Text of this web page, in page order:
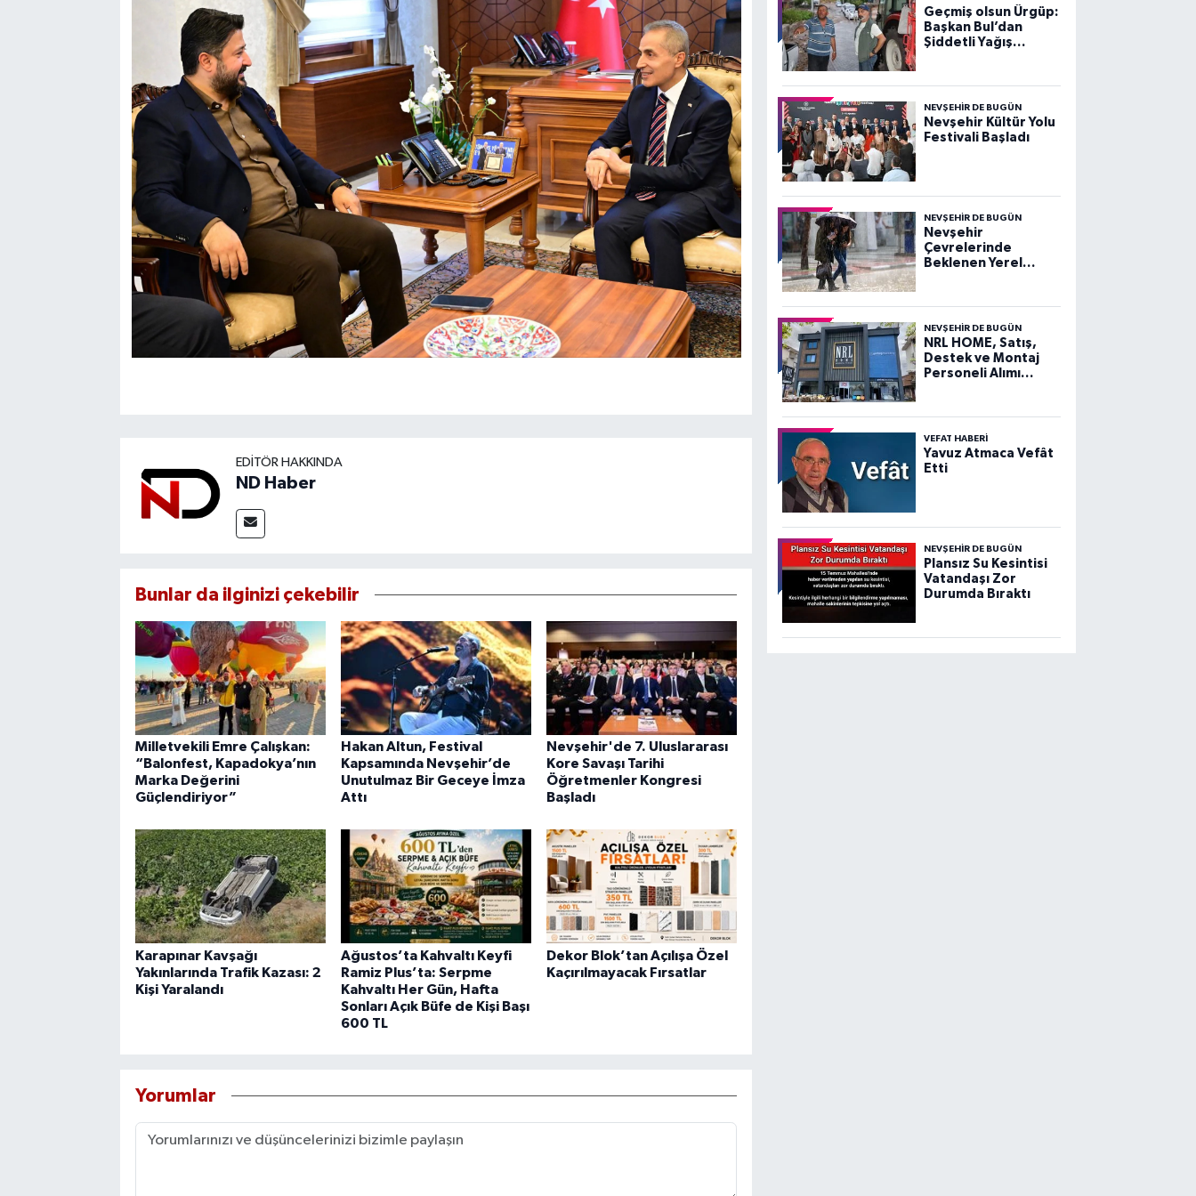
EDITÖR HAKKINDA
ND Haber
Bunlar da ilginizi çekebilir
Milletvekili Emre Çalışkan:
“Balonfest, Kapadokya’nın
Marka Değerini
Güçlendiriyor”
Hakan Altun, Festival
Kapsamında Nevşehir’de
Unutulmaz Bir Geceye İmza
Attı
Nevşehir'de 7. Uluslararası
Kore Savaşı Tarihi
Öğretmenler Kongresi
Başladı
Karapınar Kavşağı
Yakınlarında Trafik Kazası: 2
Kişi Yaralandı
Ağustos’ta Kahvaltı Keyfi
Ramiz Plus’ta: Serpme
Kahvaltı Her Gün, Hafta
Sonları Açık Büfe de Kişi Başı
600 TL
Dekor Blok’tan Açılışa Özel
Kaçırılmayacak Fırsatlar
Yorumlar
Geçmiş olsun Ürgüp:
Başkan Bul’dan
Şiddetli Yağış
NEVŞEHIR DE BUGÜN
Nevşehir Kültür Yolu
Festivali Başladı
NEVŞEHIR DE BUGÜN
Nevşehir
Çevrelerinde
Beklenen Yerel
Yağışlara Dikkat!
NEVŞEHIR DE BUGÜN
NRL HOME, Satış,
Destek ve Montaj
Personeli Alımı
VEFAT HABERI
Yavuz Atmaca Vefât
Etti
NEVŞEHIR DE BUGÜN
Plansız Su Kesintisi
Vatandaşı Zor
Durumda Bıraktı